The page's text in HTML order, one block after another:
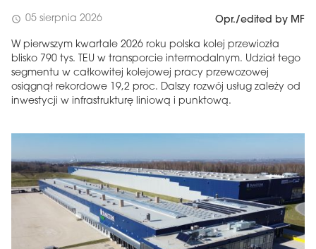
schedule 05 sierpnia 2026 Opr./edited by MF
W pierwszym kwartale 2026 roku polska kolej przewiozła
blisko 790 tys. TEU w transporcie intermodalnym. Udział tego
segmentu w całkowitej kolejowej pracy przewozowej
osiągnął rekordowe 19,2 proc. Dalszy rozwój usług zależy od
inwestycji w infrastrukturę liniową i punktową.